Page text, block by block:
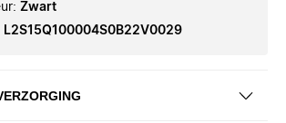
: Zwart
L2S15Q100004S0B22V0029